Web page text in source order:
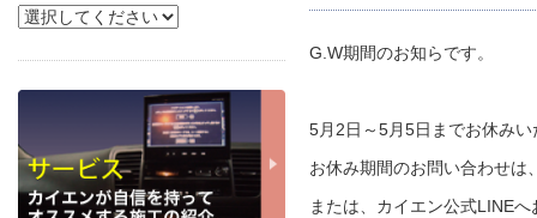
G.W期間のお知らです。
5月2日～5月5日までお休みい
お休み期間のお問い合わせは
または、カイエン公式LINE